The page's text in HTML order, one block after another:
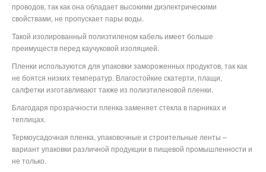
проводов, так как она обладает высокими диэлектрическими
свойствами, не пропускает пары воды.
Такой изолированный полиэтиленом кабель имеет больше
преимуществ перед каучуковой изоляцией.
Пленки используются для упаковки замороженных продуктов, так как
не боятся низких температур. Влагостойкие скатерти, плащи,
салфетки изготавливают также из полиэтиленовой пленки.
Благодаря прозрачности пленка заменяет стекла в парниках и
теплицах.
Термоусадочная пленка, упаковочные и строительные ленты –
вариант упаковки различной продукции в пищевой промышленности и
не только.